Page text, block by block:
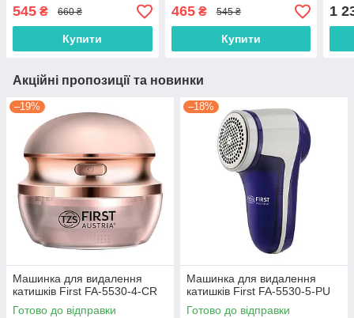
545 ₴ 660 ₴
Купити
465₴ 545 ₴
Купити
1
Акційні пропозиції та новинки
–19%
Машинка для видалення
катишків First FA-5530-4-CR
Готово до відправки
–18%
Машинка для видалення
катишків First FA-5530-5-PU
Готово до відправки